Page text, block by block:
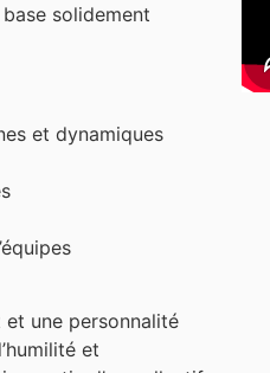
solidement
et dynamiques
une personnalité
et